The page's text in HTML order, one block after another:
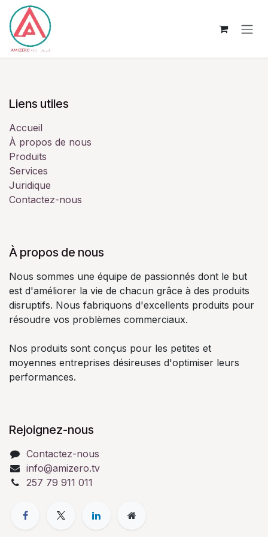
Se rendre au contenu
Liens utiles
Accueil
À propos de nous
Produits
Services
Juridique
Contactez-nous
À propos de nous
Nous sommes une équipe de passionnés dont le but
est d'améliorer la vie de chacun grâce à des produits
disruptifs. Nous fabriquons d'excellents produits pour
résoudre vos problèmes commerciaux.
Nos produits sont conçus pour les petites et
moyennes entreprises désireuses d'optimiser leurs
performances.
Rejoignez-nous
Contactez-nous
info@amizero.tv
257 79 911 011